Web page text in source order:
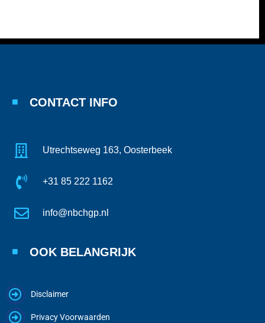
CONTACT INFO
Utrechtseweg 163, Oosterbeek
+31 85 222 1162
info@nbchgp.nl
OOK BELANGRIJK
Disclaimer
Privacy Voorwaarden